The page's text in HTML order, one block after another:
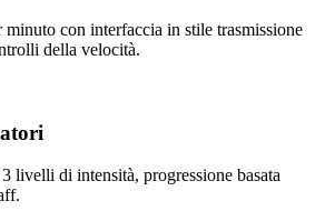
con interfaccia in stile trasmissione
della velocità.
livelli di intensità, progressione basata